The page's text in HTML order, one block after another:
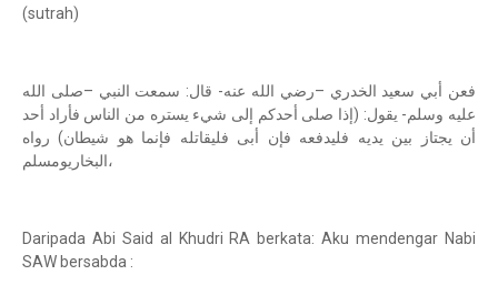
(sutrah)
فعن أبي سعيد الخدري –رضي الله عنه- قال: سمعت النبي –صلى الله
عليه وسلم- يقول: (إذا صلى أحدكم إلى شيء يستره من الناس فأراد أحد
أن يجتاز بين يديه فليدفعه فإن أبى فليقاتله فإنما هو شيطان) رواه
البخاريومسلم،
Daripada Abi Said al Khudri RA berkata: Aku mendengar Nabi
SAW bersabda :